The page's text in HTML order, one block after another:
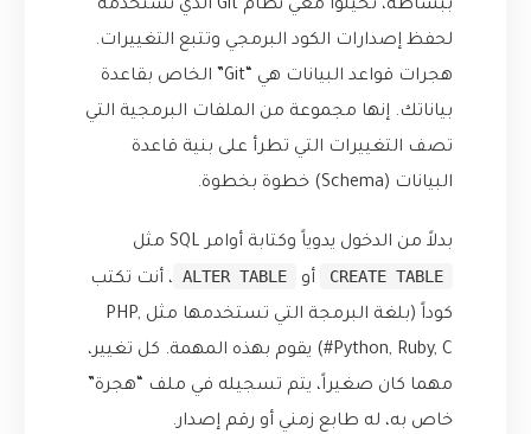
ببساطة، تخيلوا معي نظام Git الذي نستخدمه
لحفظ إصدارات الكود البرمجي وتتبع التغييرات.
هجرات قواعد البيانات هي “Git” الخاص بقاعدة
بياناتك. إنها مجموعة من الملفات البرمجية التي
تصف التغييرات التي تطرأ على بنية قاعدة
البيانات (Schema) خطوة بخطوة.
بدلاً من الدخول يدوياً وكتابة أوامر SQL مثل
CREATE TABLE
أو ALTER TABLE ، أنت تكتب
كوداً (بلغة البرمجة التي تستخدمها مثل PHP,
Python, Ruby, C#) يقوم بهذه المهمة. كل تغيير،
مهما كان صغيراً، يتم تسجيله في ملف “هجرة”
خاص به، له طابع زمني أو رقم إصدار.